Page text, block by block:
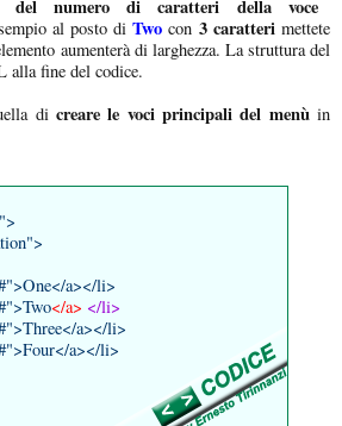
del numero di caratteri della voce
al posto diTwocon 3 caratterimettete
aumenterà di larghezza. La struttura del
alla fine del codice.
di creare le voci principali del menùin
a></li>
</a> </li>
a></li>
a></li>